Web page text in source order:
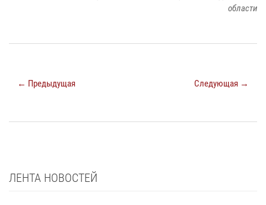
области
← Предыдущая Следующая →
ЛЕНТА НОВОСТЕЙ